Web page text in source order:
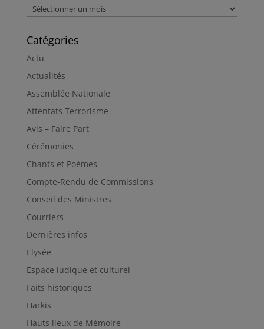
Archives
Catégories
Actu
Actualités
Assemblée Nationale
Attentats Terrorisme
Avis – Faire Part
Cérémonies
Chants et Poèmes
Compte-Rendu de Commissions
Conseil des Ministres
Courriers
Dernières infos
Elysée
Espace ludique et culturel
Faits historiques
Harkis
Hauts lieux de Mémoire